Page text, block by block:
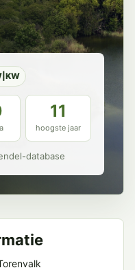
11
hoogste jaar
database